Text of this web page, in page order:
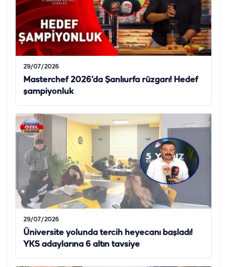
29/07/2026
Masterchef 2026’da Şanlıurfa rüzgarı! Hedef
şampiyonluk
29/07/2026
Üniversite yolunda tercih heyecanı başladı!
YKS adaylarına 6 altın tavsiye